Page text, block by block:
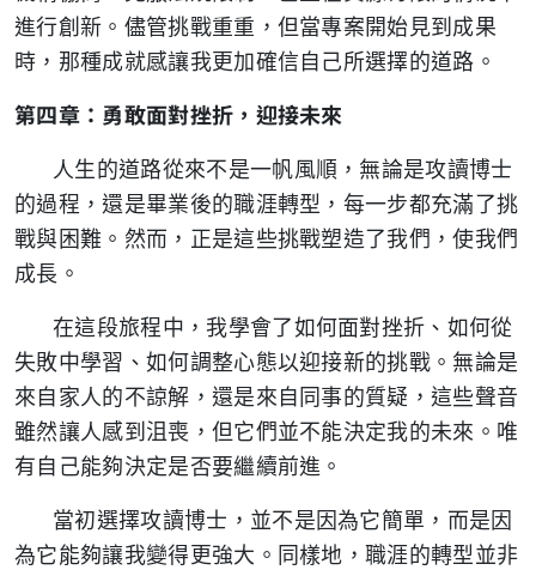
進行創新。儘管挑戰重重，但當專案開始見到成果
時，那種成就感讓我更加確信自己所選擇的道路。
第四章：勇敢面對挫折，迎接未來
人生的道路從來不是一帆風順，無論是攻讀博士
的過程，還是畢業後的職涯轉型，每一步都充滿了挑
戰與困難。然而，正是這些挑戰塑造了我們，使我們
成長。
在這段旅程中，我學會了如何面對挫折、如何從
失敗中學習、如何調整心態以迎接新的挑戰。無論是
來自家人的不諒解，還是來自同事的質疑，這些聲音
雖然讓人感到沮喪，但它們並不能決定我的未來。唯
有自己能夠決定是否要繼續前進。
當初選擇攻讀博士，並不是因為它簡單，而是因
為它能夠讓我變得更強大。同樣地，職涯的轉型並非